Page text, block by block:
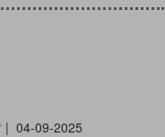
| 04-09-2025